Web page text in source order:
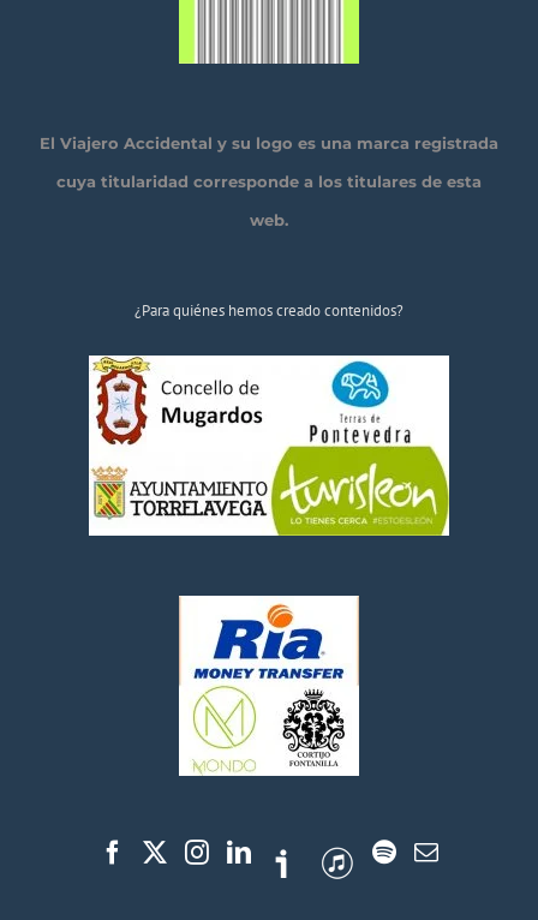
El Viajero Accidental y su logo es una marca registrada
cuya titularidad corresponde a los titulares de esta
web.
¿Para quiénes hemos creado contenidos?